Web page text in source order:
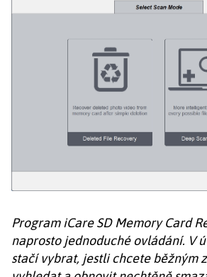
Program iCare SD Memory Card
naprosto jednoduché ovládání. V
stačí vybrat, jestli chcete běžným